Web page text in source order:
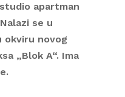
apartman
se u
okviru novog
„Blok A“. Ima